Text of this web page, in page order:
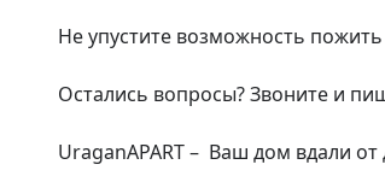
Не упустите возможность
Остались вопросы? Звоните и
UraganAPART –  Ваш дом вдали